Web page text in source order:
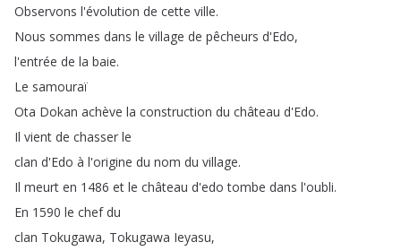
Observons l'évolution de cette ville.
Nous sommes dans le village de pêcheurs d'Edo,
l'entrée de la baie.
Le samouraï
Ota Dokan achève la construction du château d'Edo.
Il vient de chasser le
clan d'Edo à l'origine du nom du village.
Il meurt en 1486 et le château d'edo tombe dans l'oubli.
En 1590 le chef du
clan Tokugawa, Tokugawa Ieyasu,